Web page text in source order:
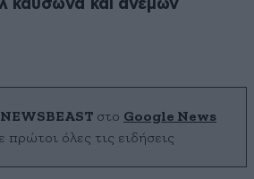
καύσωνα και ανέμων
NEWSBEAST στο Google News
πρώτοι όλες τις ειδήσεις